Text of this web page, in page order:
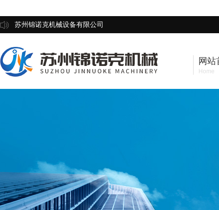
苏州锦诺克机械设备有限公司
网站
Home